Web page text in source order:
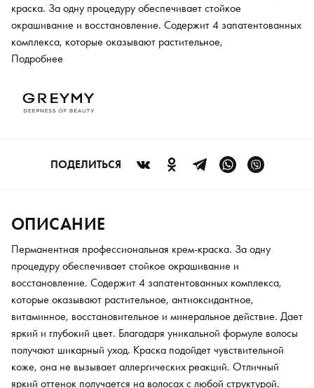
краска. За одну процедуру обеспечивает стойкое
окрашивание и восстановление. Содержит 4 запатентованных
комплекса, которые оказывают растительное,
антиоксидантное, витаминное, восстановительное и
уникальной формуле волосы получают шикарный уход. Краска
подойдет чувствительной коже, она не вызывает
использоваться для классического тонирования. Обеспечивает
100% закрашивание седины. Точно передает цвет. С его
естественный блеск.
Подробнее
ПОДЕЛИТЬСЯ
ОПИСАНИЕ
Перманентная профессиональная крем-краска. За одну
процедуру обеспечивает стойкое окрашивание и
восстановление. Содержит 4 запатентованных комплекса,
которые оказывают растительное, антиоксидантное,
витаминное, восстановительное и минеральное действие. Дает
яркий и глубокий цвет. Благодаря уникальной формуле волосы
получают шикарный уход. Краска подойдет чувствительной
коже, она не вызывает аллергических реакций. Отличный
яркий оттенок получается на волосах с любой структурой.